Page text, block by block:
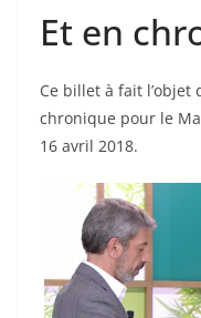
Et en
Ce billet à fait l’objet
chronique pour le
16 avril 2018.